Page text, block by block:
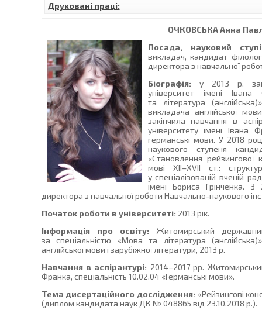
Друковані праці:
ОЧКОВСЬКААнна
Посада, науковий
викладач, кандидат
директора з навчальної
Біографія: у 2013 р.
університет імені
та література
викладача англійської
закінчила навчання в
університету імені
германські мови. У 2018
наукового ступеня
«Становлення рейзингової
мові XII–XVII ст.:
у спеціалізованій вченій
імені Бориса Грінченка. З
директора з навчальної роботи Навчально-наукового
Початок роботи в університеті: 2013 рік.
Інформація про освіту: Житомирський
за спеціальністю «Мова та література
англійської мови і зарубіжної літератури, 2013 р.
Навчання в аспірантурі: 2014–2017 рр.
Франка, спеціальність 10.02.04 «Германські мови».
Тема дисертаційного дослідження: «Рейзингові
(диплом кандидата наук ДК № 048865 від 23.10.2018 р.).